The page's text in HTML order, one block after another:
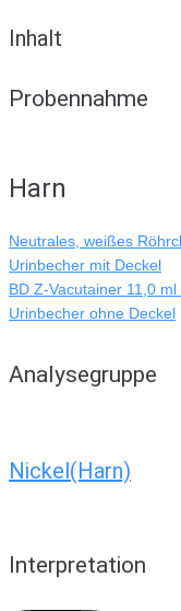
Inhalt
Probennahme
Harn
Neutrales, weißes
Urinbecher mit Deckel
BD Z-Vacutainer 11,0
Urinbecher ohne Deckel
Analysegruppe
Nickel(Harn)
Interpretation